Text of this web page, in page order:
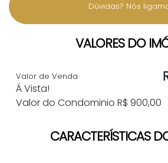
Dúvidas? Nós
VALORES DO
Valor de Venda
Á Vista!
Valor do Condominio R$ 900,00
CARACTERÍSTICAS